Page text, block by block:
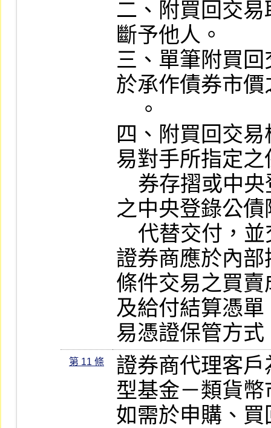
二、附買回交
斷予他人。
三、單筆附買
於承作債券市
四、附買回交
易對手所指定
之中央登錄公
證券商應於內
條件交易之買
及給付結算憑
易憑證保管方式
第 11 條
證券商代理客
型基金－類貨
如需於申購、